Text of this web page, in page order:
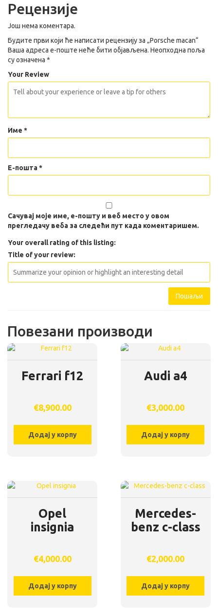
Рецензије
Још нема коментара.
Будите први који ће написати рецензију за „Porsche macan“
Ваша адреса е-поште неће бити објављена. Неопходна поља
су означена *
Your Review
Име *
Е-пошта*
Сачувај моје име, е-пошту и веб место у овом
прегледачу веба за следећи пут када коментаришем.
Your overall rating of this listing:
Title of your review:
Повезани производи
Ferrari f12
€8,900.00
Додај у корпу
Audi a4
€3,000.00
Додај у корпу
Opel
insignia
€4,000.00
Додај у корпу
Mercedes-
benz c-class
€2,000.00
Додај у корпу